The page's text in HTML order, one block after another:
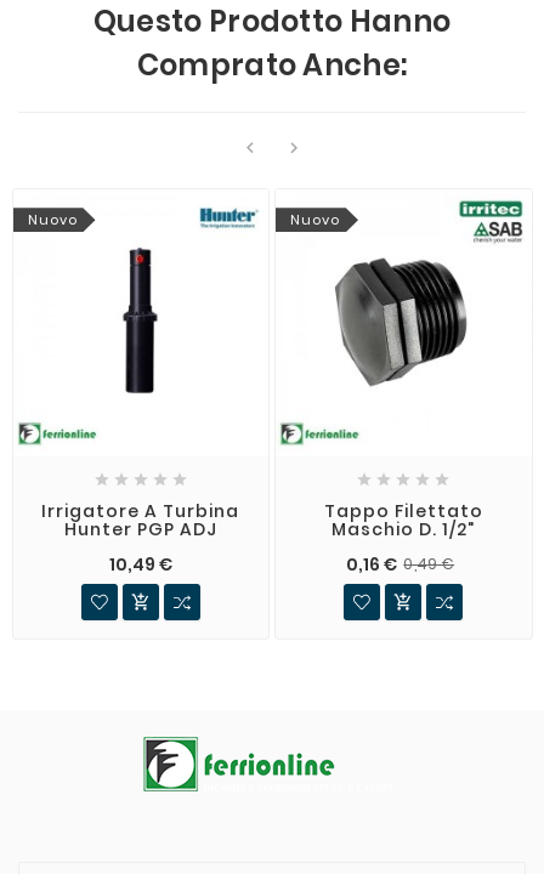
Questo Prodotto Hanno
Comprato Anche:
 
Nuovo
    
Irrigatore A Turbina
Hunter PGP ADJ
10,49 €

Nuovo
    
Tappo Filettato
Maschio D. 1/2"
0,16 € 0,49 €
